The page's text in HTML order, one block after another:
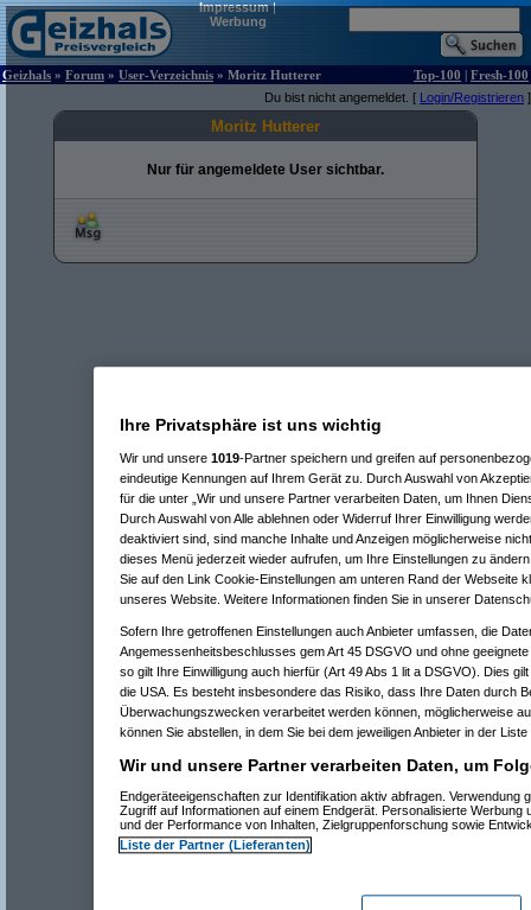
Impressum|
Werbung
Geizhals » Forum » User-Verzeichnis » Moritz Hutterer Top-100 | Fresh-100
Du bist nicht angemeldet. [ Login/Registrieren ]
Moritz Hutterer
Nur für angemeldete User sichtbar.
Ihre Privatsphäre ist uns wichtig
Wir und unsere 1019-Partner speichern und greifen auf
eindeutige Kennungen auf Ihrem Gerät zu. Durch Auswahl von
für die unter „Wir und unsere Partner verarbeiten Daten, um Ihnen
Durch Auswahl von Alle ablehnen oder Widerruf Ihrer Einwilligung
deaktiviert sind, sind manche Inhalte und Anzeigen möglicherweise
dieses Menü jederzeit wieder aufrufen, um Ihre Einstellungen zu
Sie auf den Link Cookie-Einstellungen am unteren Rand der Webseite
unseres Website. Weitere Informationen finden Sie in unserer
Sofern Ihre getroffenen Einstellungen auch Anbieter umfassen, die
Angemessenheitsbeschlusses gem Art 45 DSGVO und ohne
so gilt Ihre Einwilligung auch hierfür (Art 49 Abs 1 lit a DSGVO). Dies
die USA. Es besteht insbesondere das Risiko, dass Ihre Daten durch
Überwachungszwecken verarbeitet werden können, möglicherweise
können Sie abstellen, in dem Sie bei dem jeweiligen Anbieter in der
Wir und unsere Partner verarbeiten Daten, um
Endgeräteeigenschaften zur Identifikation aktiv abfragen. Verwendung
Zugriff auf Informationen auf einem Endgerät. Personalisierte Werbung
und der Performance von Inhalten, Zielgruppenforschung sowie
Liste der Partner (Lieferanten)